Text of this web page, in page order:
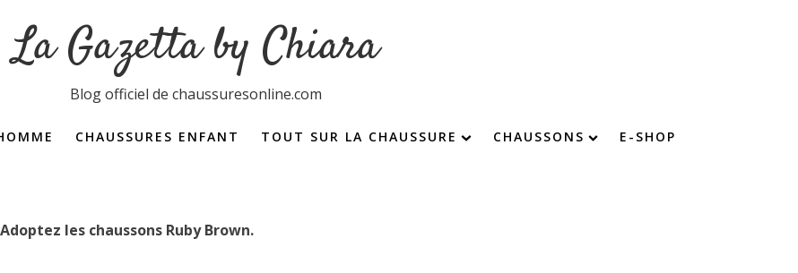
La Gazetta by Chiara
Blog officiel de chaussuresonline.com
CHAUSSURES ENFANT TOUT SUR LA CHAUSSURE CHAUSSONS E-SHOP
Adoptez les chaussons Ruby Brown.